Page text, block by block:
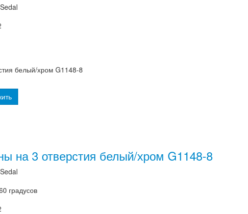
белый/хром G1148-8
на 3 отверстия белый/хром G1148-8
градусов